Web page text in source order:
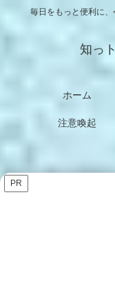
毎日をもっと便利に
知っ
ホーム
注意喚起
PR